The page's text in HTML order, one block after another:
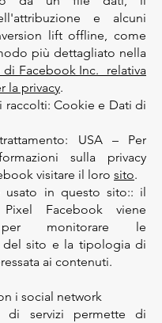
e alcuni
lift offline, come
più dettagliato nella
di Facebook Inc. relativa
la privacy.
raccolti: Cookie e Dati di
USA – Per
sulla privacy
visitare il loro sito.
usato in questo sito:: il
Facebook viene
monitorare le
del sito e la tipologia di
ai contenuti.
i social network
di servizi permette di